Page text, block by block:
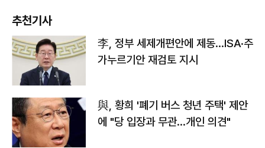
추천기사
李, 정부 세제개편안에 제동…ISA·주
가누르기안 재검토 지시
與, 황희 '폐기 버스 청년 주택' 제안
에 "당 입장과 무관…개인 의견"